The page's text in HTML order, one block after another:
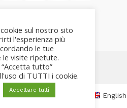
sul nostro sito
l'esperienza più
le tue
le visite ripetute.
tutto”
di TUTTI i cookie.
Accettare tutti
English